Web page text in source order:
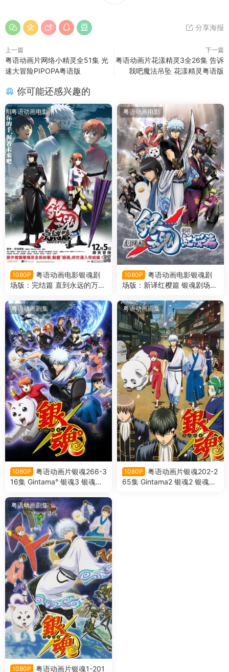
分享海报
上一篇
粤语动画片网络小精灵全51集 光
速大冒险PIPOPA粤语版
下一篇
粤语动画片花漾精灵3全26集 告诉
我吧魔法吊坠 花漾精灵粤语版
你可能还感兴趣的
粤语动画电影
1080P
粤语动画电影银魂剧
场版：完结篇 直到永远的万事
粤语动画电影
1080P
粤语动画电影银魂剧
场版：新译红樱篇 银魂剧场版
粤语动画剧集
1080P
粤语动画片银魂266-3
16集 Gintama° 银魂3 银魂第
粤语动画剧集
1080P
粤语动画片银魂202-2
65集 Gintama2 银魂2 银魂第
粤语动画剧集
1080P 粤语动画片银魂1-201